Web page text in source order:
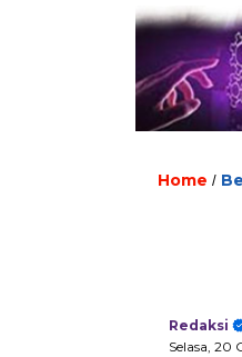
Home /
Redaksi
Selasa, 20